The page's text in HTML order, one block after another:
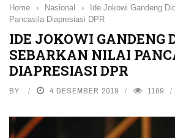
Home › Nasional ›
Ide Jokowi Gandeng
Pancasila Diapresiasi DPR
IDE JOKOWI GANDENG
SEBARKAN NILAI
DIAPRESIASI DPR
BY 4 DESEMBER 2019 1169
Share